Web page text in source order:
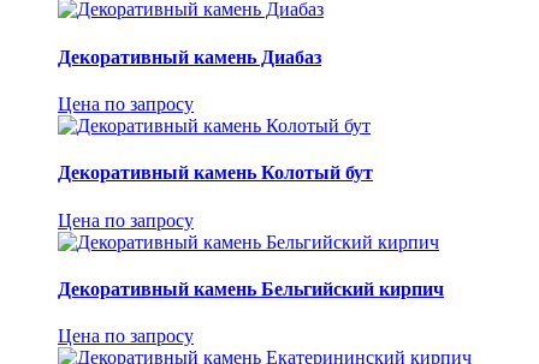
Декоративный камень Диабаз
Цена по запросу
Декоративный камень Колотый бут
Цена по запросу
Декоративный камень Бельгийский кирпич
Цена по запросу